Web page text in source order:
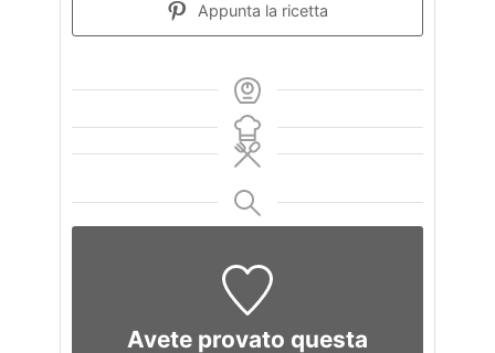
Appunta la ricetta
Avete provato questa